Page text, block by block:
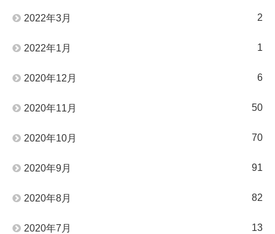
2022年3月 2
2022年1月 1
2020年12月 6
2020年11月 50
2020年10月 70
2020年9月 91
2020年8月 82
2020年7月 13